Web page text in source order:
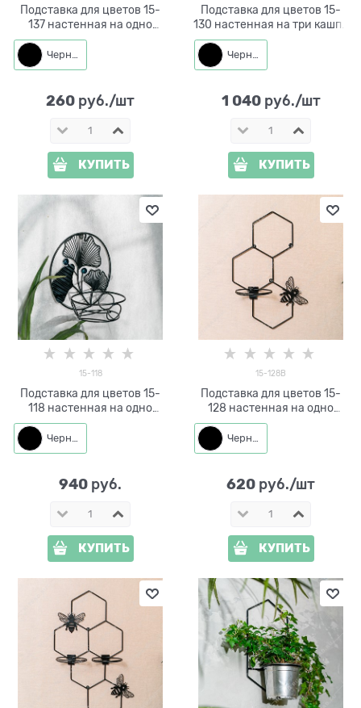
Подставка для цветов 15-
137 настенная на одно
кашпо d=11см
Черный
260 руб./шт
КУПИТЬ
Подставка для цветов 15-
130 настенная на три кашпо
d=14см
Черный
1 040 руб./шт
КУПИТЬ
15-118
Подставка для цветов 15-
118 настенная на одно
растение
Черный
940 руб.
КУПИТЬ
15-128B
Подставка для цветов 15-
128 настенная на одно
кашпо d=14см
Черный
620 руб./шт
КУПИТЬ